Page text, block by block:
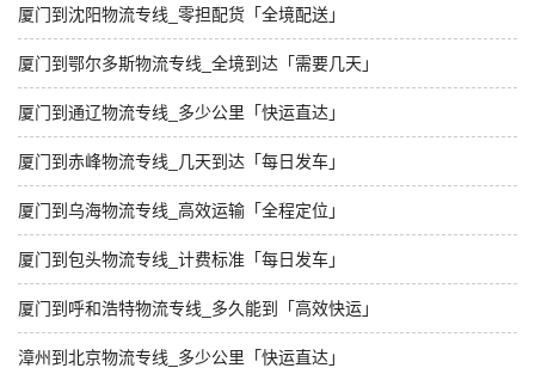
厦门到沈阳物流专线_零担配货「全境配送」
厦门到鄂尔多斯物流专线_全境到达「需要几天」
厦门到通辽物流专线_多少公里「快运直达」
厦门到赤峰物流专线_几天到达「每日发车」
厦门到乌海物流专线_高效运输「全程定位」
厦门到包头物流专线_计费标准「每日发车」
厦门到呼和浩特物流专线_多久能到「高效快运」
漳州到北京物流专线_多少公里「快运直达」